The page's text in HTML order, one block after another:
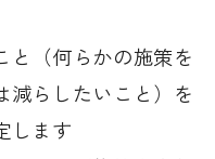
（何らかの施策を
減らしたいこと）を
します